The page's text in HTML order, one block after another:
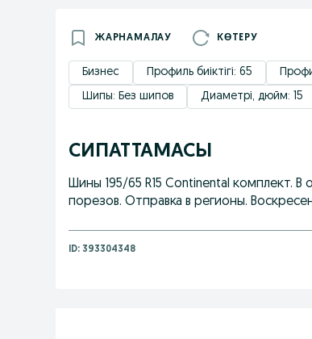
ЖАРНАМАЛАУ КӨТЕРУ
Бизнес Профиль биіктігі: 65
Шипы: Без шипов
Диаметрі, дюйм: 15
СИПАТТАМАСЫ
Шины 195/65 R15 Continental комплект.
порезов. Отправка в регионы.
ID: 393304348